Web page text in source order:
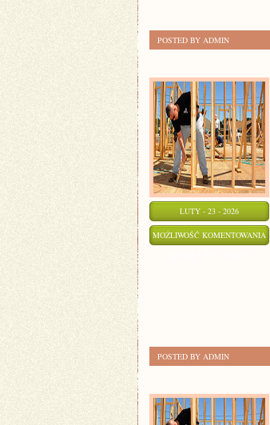
POSTED BY ADMIN
LUTY - 23 - 2026
MOŻLIWOŚĆ KOMENTOWANIA
POSTED BY ADMIN